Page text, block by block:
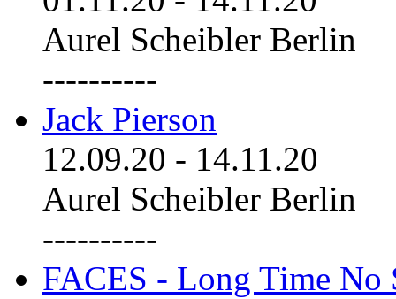
Aurel Scheibler Berlin
----------
Jack Pierson
12.09.20 - 14.11.20
Aurel Scheibler Berlin
----------
FACES - Long Time No